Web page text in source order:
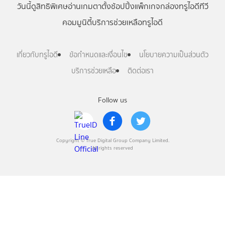
Follow us
Copyright © True Digital Group Company Limited.
All rights reserved
วันนี้ดูสิทธิพิเศษอ่านเกมตาตั้งช้อปปิ้งแพ็กเกจกล่องทรูไอดีทีวี
คอมมูนิตี้บริการช่วยเหลือทรูไอดี
เกี่ยวกับทรูไอดี ข้อกำหนดและเงื่อนไข
นโยบายความเป็นส่วนตัว
บริการช่วยเหลือ
ติดต่อเรา